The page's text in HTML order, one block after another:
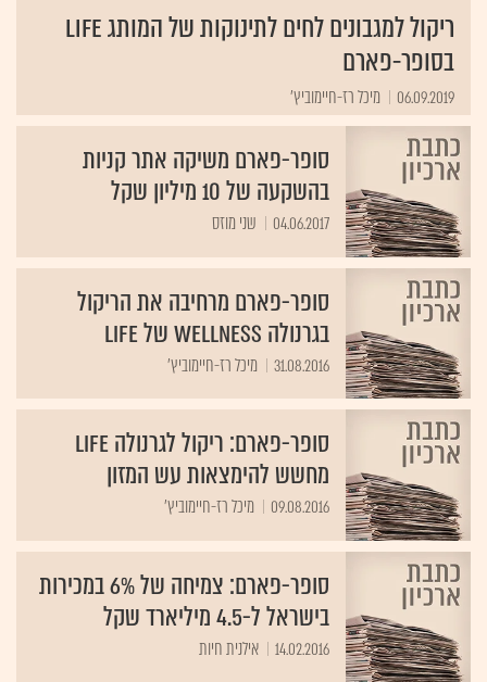
ריקול למגבונים לחים לתינוקות של המותג LIFE
בסופר-פארם
06.09.2019 מיכל רז-חיימוביץ'
סופר-פארם משיקה אתר קניות
בהשקעה של 10 מיליון שקל
04.06.2017 שני מוזס
סופר-פארם מרחיבה את הריקול
בגרנולה wellness של LIFE
31.08.2016 מיכל רז-חיימוביץ'
סופר-פארם: ריקול לגרנולה LIFE
מחשש להימצאות עש המזון
09.08.2016 מיכל רז-חיימוביץ'
סופר-פארם: צמיחה של 6% במכירות
בישראל ל-4.5 מיליארד שקל
14.02.2016 אילנית חיות